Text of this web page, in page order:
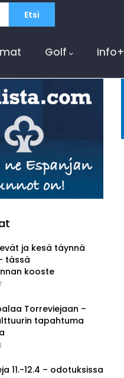
Golf Info+
ja kesä täynnä
tässä
kooste
Torreviejaan –
tapahtuma
11.-12.4 – odotuksissa